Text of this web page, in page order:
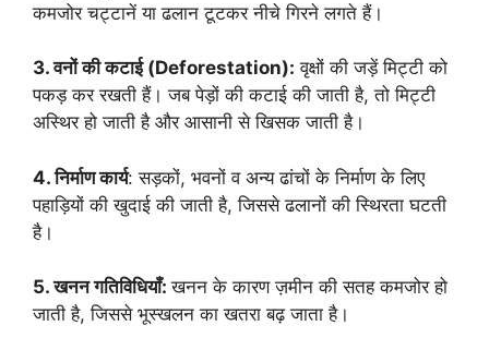
कमजोर चट्टानें या ढलान टूटकर नीचे गिरने लगते हैं।
3. वनों की कटाई (Deforestation): वृक्षों की जड़ें मिट्टी को
पकड़ कर रखती हैं। जब पेड़ों की कटाई की जाती है, तो मिट्टी
अस्थिर हो जाती है और आसानी से खिसक जाती है।
4. निर्माण कार्य: सड़कों, भवनों व अन्य ढांचों के निर्माण के लिए
पहाड़ियों की खुदाई की जाती है, जिससे ढलानों की स्थिरता घटती
है।
5. खनन गतिविधियाँ:खनन के कारण ज़मीन की सतह कमजोर हो
जाती है, जिससे भूस्खलन का खतरा बढ़ जाता है।